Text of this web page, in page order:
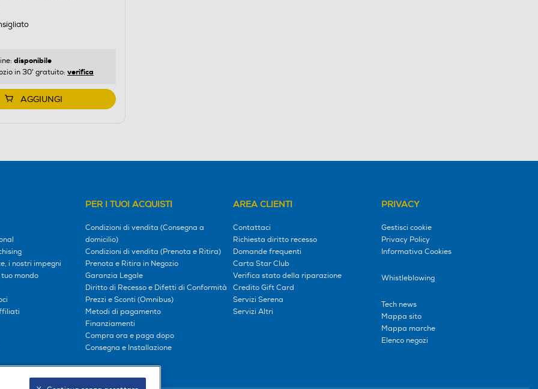
disponibile
in 30' gratuito: verifica
AGGIUNGI
i nostri impegni
mondo
PER I TUOI ACQUISTI
Condizioni di vendita (Consegna a
domicilio)
Condizioni di vendita (Prenota e Ritira)
Prenota e Ritira in Negozio
Garanzia Legale
Diritto di Recesso e Difetti di Conformità
Prezzi e Sconti (Omnibus)
Metodi di pagamento
Finanziamenti
Compra ora e paga dopo
Consegna e Installazione
AREA CLIENTI
Contattaci
Richiesta diritto recesso
Domande frequenti
Carta Star Club
Verifica stato della riparazione
Credito Gift Card
Servizi Serena
Servizi Altri
PRIVACY
Gestisci cookie
Privacy Policy
Informativa Cookies
Whistleblowing
Tech news
Mappa sito
Mappa marche
Elenco negozi